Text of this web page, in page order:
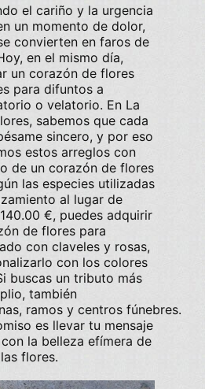
el cariño y la urgencia
un momento de dolor,
convierten en faros de
en el mismo día,
un corazón de flores
para difuntos a
o velatorio. En La
, sabemos que cada
sincero, y por eso
estos arreglos con
de un corazón de flores
las especies utilizadas
al lugar de
140.00 €, puedes adquirir
de flores para
con claveles y rosas,
con los colores
buscas un tributo más
también
, ramos y centros fúnebres.
es llevar tu mensaje
con la belleza efímera de
las flores.